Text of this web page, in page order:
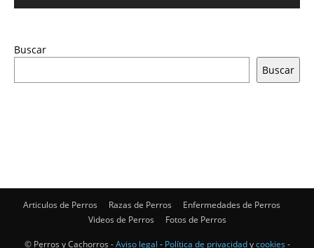
Buscar
Buscar
Articulos de Perros Razas de Perros
Enfermedades de Perros
Videos de Perros
Fotos de Perros
© Perros y Cachorros -Aviso legal - Política de privacidadycookies -